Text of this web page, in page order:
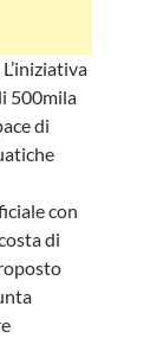
500mila
di
con
di